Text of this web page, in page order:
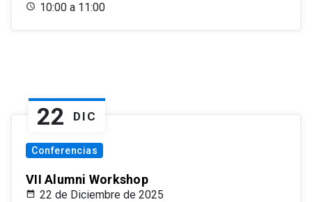
10:00 a 11:00
22 DIC
Conferencias
VII Alumni Workshop
22 de Diciembre de 2025